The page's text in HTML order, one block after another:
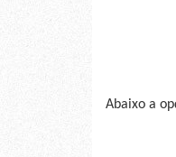
Abaixo a